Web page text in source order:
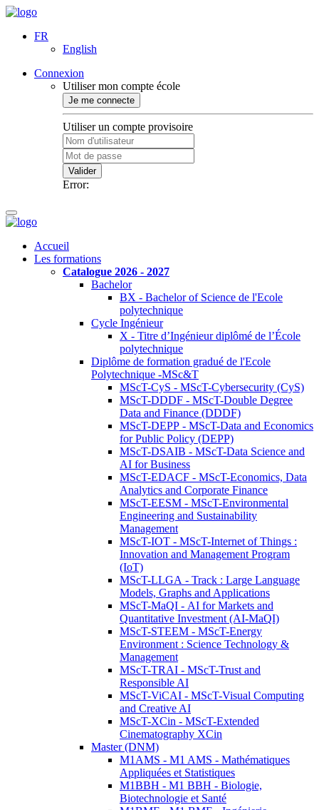
FR
English
Connexion
Utiliser mon compte école
Je me connecte
Utiliser un compte provisoire
Valider
Error:
Accueil
Les formations
Catalogue 2026 - 2027
Bachelor
BX - Bachelor of Science de l'Ecole
polytechnique
Cycle Ingénieur
X - Titre d’Ingénieur diplômé de l’École
polytechnique
Diplôme de formation gradué de l'Ecole
Polytechnique -MSc&T
MScT-CyS - MScT-Cybersecurity (CyS)
MScT-DDDF - MScT-Double Degree
Data and Finance (DDDF)
MScT-DEPP - MScT-Data and Economics
for Public Policy (DEPP)
MScT-DSAIB - MScT-Data Science and
AI for Business
MScT-EDACF - MScT-Economics, Data
Analytics and Corporate Finance
MScT-EESM - MScT-Environmental
Engineering and Sustainability
Management
MScT-IOT - MScT-Internet of Things :
Innovation and Management Program
(IoT)
MScT-LLGA - Track : Large Language
Models, Graphs and Applications
MScT-MaQI - AI for Markets and
Quantitative Investment (AI-MaQI)
MScT-STEEM - MScT-Energy
Environment : Science Technology &
Management
MScT-TRAI - MScT-Trust and
Responsible AI
MScT-ViCAI - MScT-Visual Computing
and Creative AI
MScT-XCin - MScT-Extended
Cinematography XCin
Master (DNM)
M1AMS - M1 AMS - Mathématiques
Appliquées et Statistiques
M1BBH - M1 BBH - Biologie,
Biotechnologie et Santé